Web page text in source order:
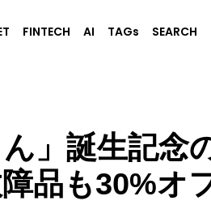
FINTECH AI TAGs SEARCH
」誕生記念
品も30%オ